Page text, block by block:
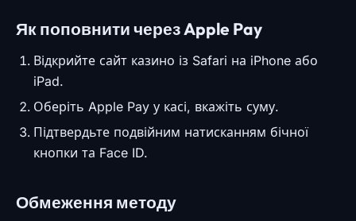
Як поповнити через Apple Pay
Відкрийте сайт казино із Safari на iPhone або
iPad.
Оберіть Apple Pay у касі, вкажіть суму.
Підтвердьте подвійним натисканням бічної
кнопки та Face ID.
Обмеження методу